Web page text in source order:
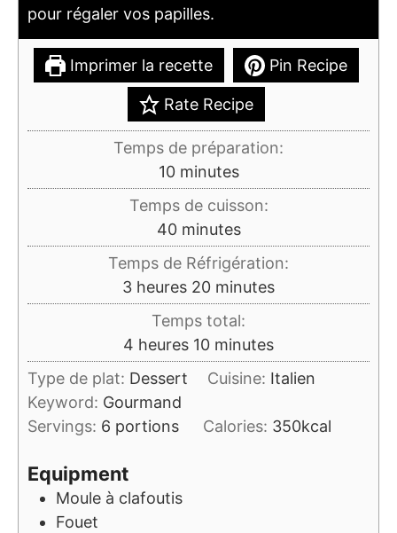
pour régaler vos papilles.
Imprimer la recette Pin Recipe
Rate Recipe
Temps de préparation:
10minutes
minutes
Temps de cuisson:
40minutes
minutes
Temps de Réfrigération:
3heures
heures 20minutes
minutes
Temps total:
4 heures
heures 10minutes
minutes
Type de plat: Dessert Cuisine: Italien
Keyword: Gourmand
Servings: 6 portions Calories: 350kcal
Equipment
Moule à clafoutis
Fouet